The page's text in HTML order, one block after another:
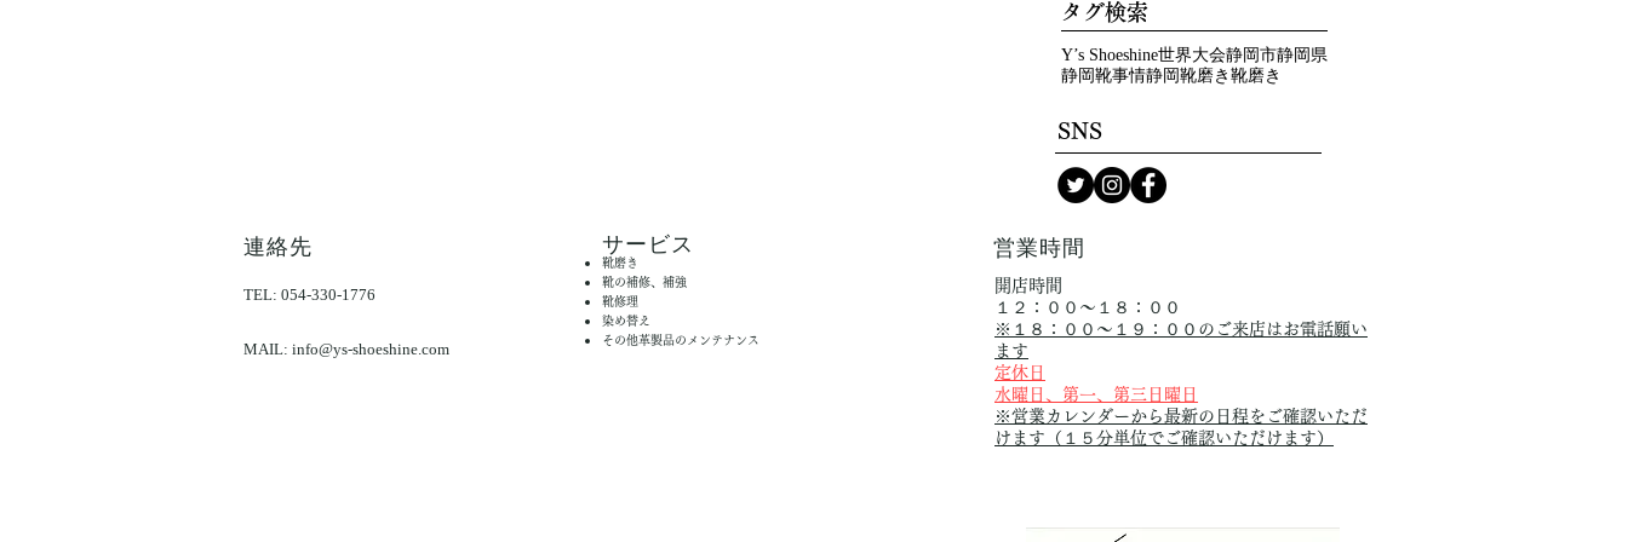
タグ検索
Y’s Shoeshine世界大会静岡市静岡県
静岡靴事情静岡靴磨き 靴磨き
​SNS
​連絡先
TEL: 054-330-1776
MAIL: info@ys-shoeshine.com
​サービス
靴磨き
靴の補修、補強
靴修理
染め替え
その他革製品のメンテナンス
営業時間
開店時間
１２：００〜１８：００
※１８：００〜１９：００のご来店はお電話願い
ます
定休日
水曜日、第一、第三日曜日
※営業カレンダーから最新の日程を ご確認いただ
けます（１５分単位でご確認いただけます）